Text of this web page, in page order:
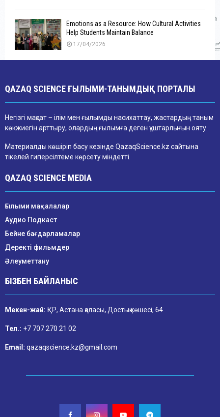
Emotions as a Resource: How Cultural Activities
Help Students Maintain Balance
17/04/2026
QAZAQ SCIENCE ҒЫЛЫМИ-ТАНЫМДЫҚ ПОРТАЛЫ
Негізгі мақсат – ілім мен ғылымды насихаттау, жастардың таным
көкжиегін арттыру, олардың ғылымға деген құштарлығын ояту.
Материалды көшіріп басу кезінде QazaqScience.kz сайтына
тікелей гиперсілтеме көрсету міндетті.
QAZAQ SCIENCE MEDIA
Ғылыми мақалалар
Аудио Подкаст
Бейне бағдарламалар
Деректі фильмдер
Әлеуметтану
БІЗБЕН БАЙЛАНЫС
Мекен-жай: ҚР, Астана қаласы, Достық көшесі, 64
Тел.: +7 707 270 21 02
Email: qazaqscience.kz@gmail.com